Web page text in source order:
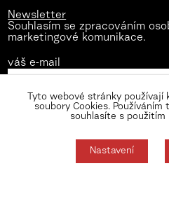
Newsletter
Souhlasím se zpracováním
marketingové komunikace.
váš e-mail
Zásady zpracování osobních
Nastavení cookies
Tyto webové stránky používají
soubory Cookies.
souhlasíte s použitím
Nastavení